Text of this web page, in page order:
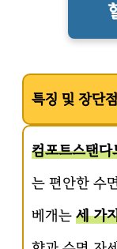
특징 및 장단점
컴포트스탠
는 편안한 수
베개는 세 가